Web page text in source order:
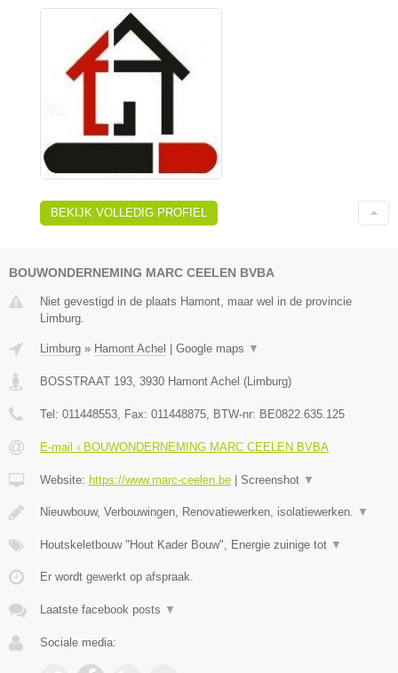
BEKIJK VOLLEDIG PROFIEL
BOUWONDERNEMING MARC CEELEN BVBA
Niet gevestigd in de plaats Hamont, maar wel in de provincie
Limburg.
Limburg » Hamont Achel Google maps ▼
BOSSTRAAT 193, 3930 Hamont Achel (Limburg)
Tel: 011448553, Fax: 011448875, BTW-nr: BE0822.635.125
E-mail › BOUWONDERNEMING MARC CEELEN BVBA
Website: https://www.marc-ceelen.be Screenshot ▼
Nieuwbouw, Verbouwingen, Renovatiewerken, isolatiewerken. ▼
Houtskeletbouw "Hout Kader Bouw", Energie zuinige tot ▼
Er wordt gewerkt op afspraak.
Laatste facebook posts ▼
Sociale media: